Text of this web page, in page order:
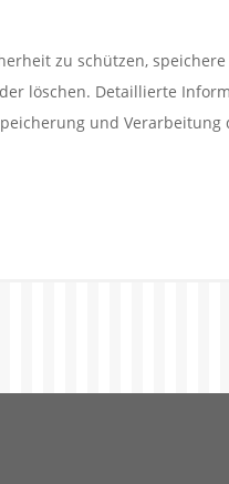
zu schützen,
löschen. Detaillierte
und Verarbeitung